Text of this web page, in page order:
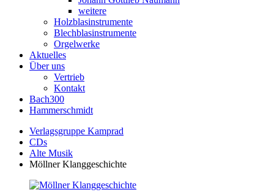
weitere
Holzblasinstrumente
Blechblasinstrumente
Orgelwerke
Aktuelles
Über uns
Vertrieb
Kontakt
Bach300
Hammerschmidt
Verlagsgruppe Kamprad
CDs
Alte Musik
Möllner Klanggeschichte